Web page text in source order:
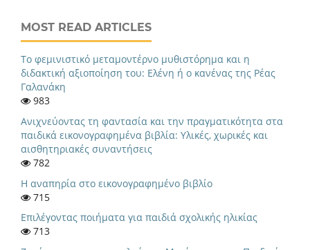
MOST READ ARTICLES
Το φεμινιστικό μεταμοντέρνο μυθιστόρημα και η
διδακτική αξιοποίηση του: Ελένη ή ο κανένας της Ρέας
Γαλανάκη
983
Ανιχνεύοντας τη φαντασία και την πραγματικότητα στα
παιδικά εικονογραφημένα βιβλία: Υλικές, χωρικές και
αισθητηριακές συναντήσεις
782
Η αναπηρία στο εικονογραφημένο βιβλίο
715
Eπιλέγοντας ποιήματα για παιδιά σχολικής ηλικίας
713